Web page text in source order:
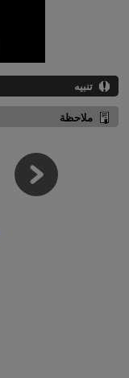
تنبيه
ملاحظة